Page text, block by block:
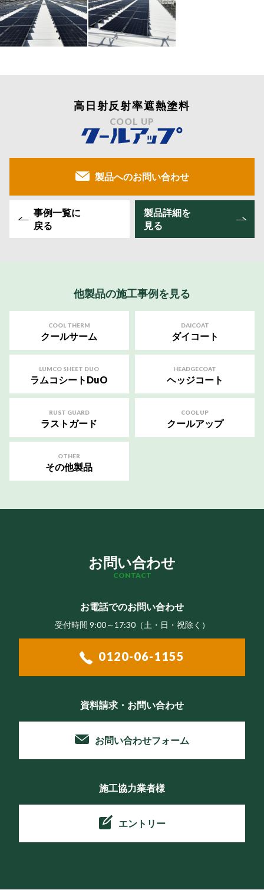
高日射反射率遮熱塗料
COOL UP
製品へのお問い合わせ
事例一覧に
戻る
製品詳細を
見る
他製品の施工事例を見る
COOL THERM
クールサーム
DAICOAT
ダイコート
LUMCO SHEET DUO
ラムコシートDuO
HEADGECOAT
ヘッジコート
RUST GUARD
ラストガード
COOL UP
クールアップ
OTHER
その他製品
お問い合わせ
CONTACT
お電話でのお問い合わせ
受付時間 9:00～17:30（⼟・⽇・祝除く）
0120-06-1155
資料請求・お問い合わせ
お問い合わせフォーム
施工協力業者様
エントリー